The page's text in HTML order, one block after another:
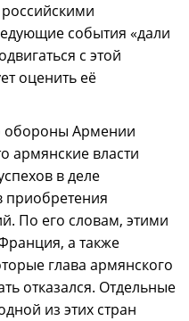
события «дали
с этой
оценить её
обороны Армении
армянские власти
в деле
приобретения
По его словам, этими
а также
глава армянского
отказался. Отдельные
из этих стран